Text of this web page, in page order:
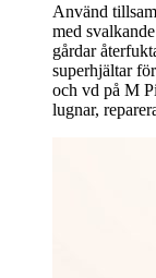
Använd
med
gårdar
superhjältar
och vd på M
lugnar,